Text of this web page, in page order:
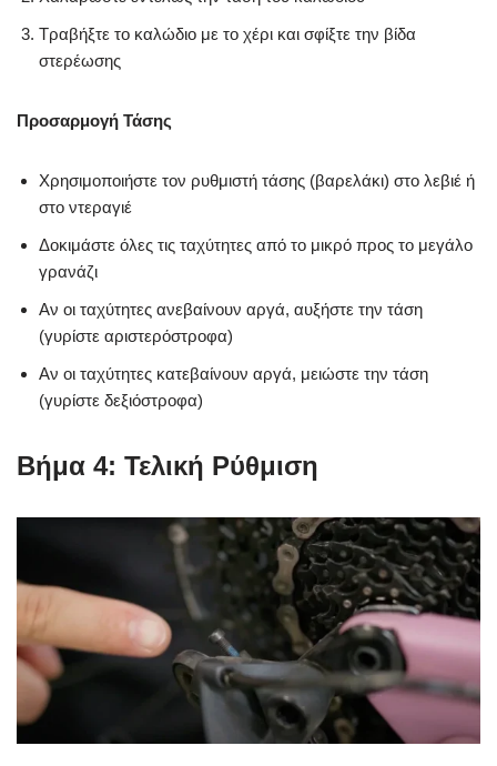
Τραβήξτε το καλώδιο με το χέρι και σφίξτε την βίδα
στερέωσης
Προσαρμογή Τάσης
Χρησιμοποιήστε τον ρυθμιστή τάσης (βαρελάκι) στο λεβιέ ή
στο ντεραγιέ
Δοκιμάστε όλες τις ταχύτητες από το μικρό προς το μεγάλο
γρανάζι
Αν οι ταχύτητες ανεβαίνουν αργά, αυξήστε την τάση
(γυρίστε αριστερόστροφα)
Αν οι ταχύτητες κατεβαίνουν αργά, μειώστε την τάση
(γυρίστε δεξιόστροφα)
Βήμα 4: Τελική Ρύθμιση